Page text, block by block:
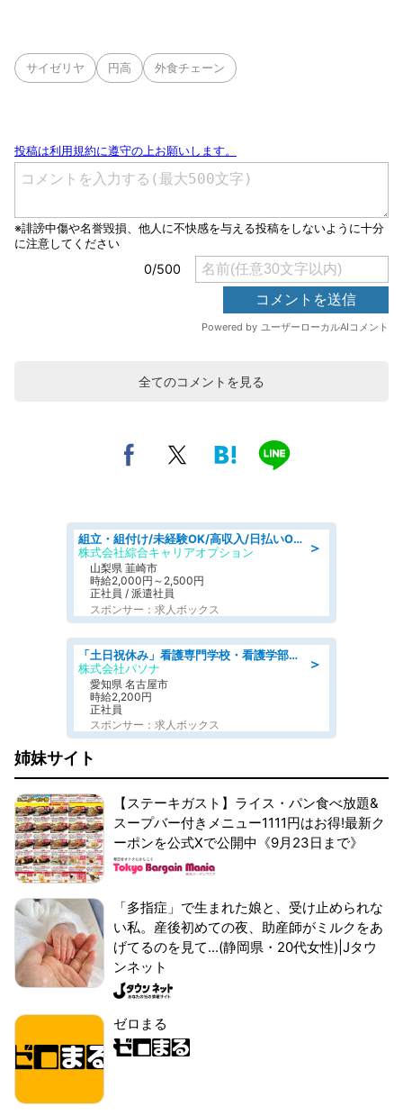
サイゼリヤ 円高 外食チェーン
全てのコメントを見る
＞
組立・組付け/未経験OK/高収入/日払いOK/寮費無料/日勤
株式会社綜合キャリアオプション
山梨県 韮崎市
時給2,000円～2,500円
正社員 / 派遣社員
スポンサー：求人ボックス
＞
「土日祝休み」看護専門学校・看護学部での教員業務/高時給/要資格:保健師、正看護師
株式会社パソナ
愛知県 名古屋市
時給2,200円
正社員
スポンサー：求人ボックス
姉妹サイト
【ステーキガスト】ライス・パン食べ放題&
スープバー付きメニュー1111円はお得!最新ク
ーポンを公式Xで公開中《9月23日まで》
「多指症」で生まれた娘と、受け止められな
い私。産後初めての夜、助産師がミルクをあ
げてるのを見て...(静岡県・20代女性)|Jタウ
ンネット
ゼロまる